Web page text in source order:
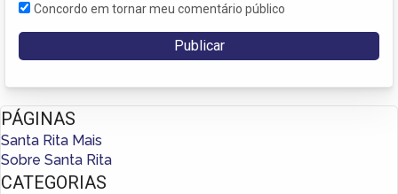
Concordo em tornar meu comentário público
PÁGINAS
Santa Rita Mais
Sobre Santa Rita
CATEGORIAS